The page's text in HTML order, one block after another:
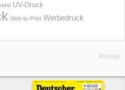
UV-Druck
Web-to-Print Werbedruck
Anzeige